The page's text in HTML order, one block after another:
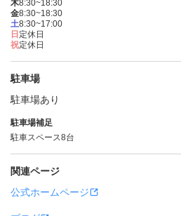
木8:30~18:30
金8:30~18:30
土8:30~17:00
日 定休日
祝定休日
駐車場
駐車場あり
駐車場補足
駐車スペース8台
関連ページ
公式ホームページ